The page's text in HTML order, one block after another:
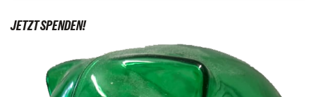
JETZT SPENDEN!